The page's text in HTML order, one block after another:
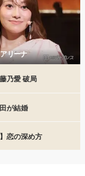
リーナ
乃愛 破局
が結婚
恋の深め方